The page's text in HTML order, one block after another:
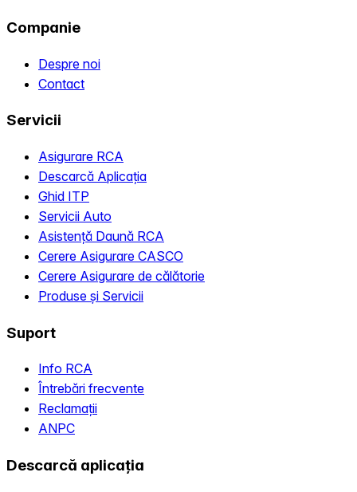
Companie
Despre noi
Contact
Servicii
Asigurare RCA
Descarcă Aplicația
Ghid ITP
Servicii Auto
Asistență Daună RCA
Cerere Asigurare CASCO
Cerere Asigurare de călătorie
Produse și Servicii
Suport
Info RCA
Întrebări frecvente
Reclamații
ANPC
Descarcă aplicația